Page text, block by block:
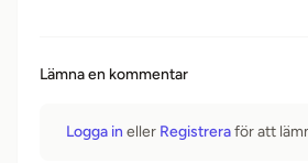
Lämna en kommentar
Logga in eller Registreraför att